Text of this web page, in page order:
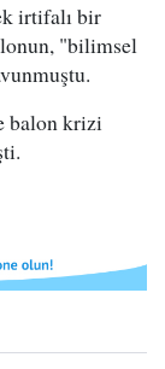
irtifalı bir
"bilimsel
balon krizi